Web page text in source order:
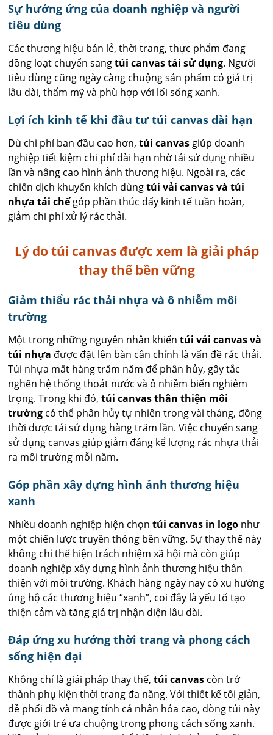
Sự hưởng ứng của doanh nghiệp và người
tiêu dùng
Các thương hiệu bán lẻ, thời trang, thực phẩm đang
đồng loạt chuyển sangtúi canvas tái sử dụng. Người
tiêu dùng cũng ngày càng chuộng sản phẩm có giá trị
lâu dài, thẩm mỹ và phù hợp với lối sống xanh.
Lợi ích kinh tế khi đầu tư túi canvas dài hạn
Dù chi phí ban đầu cao hơn,túi canvas giúp doanh
nghiệp tiết kiệm chi phí dài hạn nhờ tái sử dụng nhiều
lần và nâng cao hình ảnh thương hiệu. Ngoài ra, các
chiến dịch khuyến khích dùngtúi vải canvas và túi
nhựa tái chếgóp phần thúc đẩy kinh tế tuần hoàn,
giảm chi phí xử lý rác thải.
Lý do túi canvas được xem là giải pháp
thay thế bền vững
Giảm thiểu rác thải nhựa và ô nhiễm môi
trường
Một trong những nguyên nhân khiếntúi vải canvas và
túi nhựa được đặt lên bàn cân chính là vấn đề rác thải.
Túi nhựa mất hàng trăm năm để phân hủy, gây tắc
nghẽn hệ thống thoát nước và ô nhiễm biển nghiêm
trọng. Trong khi đó,túi canvas thân thiện môi
trường có thể phân hủy tự nhiên trong vài tháng, đồng
thời được tái sử dụng hàng trăm lần. Việc chuyển sang
sử dụng canvas giúp giảm đáng kể lượng rác nhựa thải
ra môi trường mỗi năm.
Góp phần xây dựng hình ảnh thương hiệu
xanh
Nhiều doanh nghiệp hiện chọntúi canvas in logo như
một chiến lược truyền thông bền vững. Sự thay thế này
không chỉ thể hiện trách nhiệm xã hội mà còn giúp
doanh nghiệp xây dựng hình ảnh thương hiệu thân
thiện với môi trường. Khách hàng ngày nay có xu hướng
ủng hộ các thương hiệu “xanh”, coi đây là yếu tố tạo
thiện cảm và tăng giá trị nhận diện lâu dài.
Đáp ứng xu hướng thời trang và phong cách
sống hiện đại
Không chỉ là giải pháp thay thế,túi canvas còn trở
thành phụ kiện thời trang đa năng. Với thiết kế tối giản,
dễ phối đồ và mang tính cá nhân hóa cao, dòng túi này
được giới trẻ ưa chuộng trong phong cách sống xanh.